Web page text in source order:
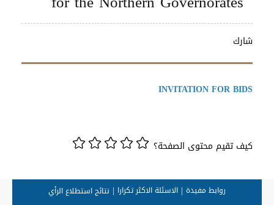
شارك
INVITATION FOR BIDS
كيف تقيم محتوى الصفحة؟
روابط مفيدة الاسئلة الاكثر تكرارا نتائج استطلاع الرأي